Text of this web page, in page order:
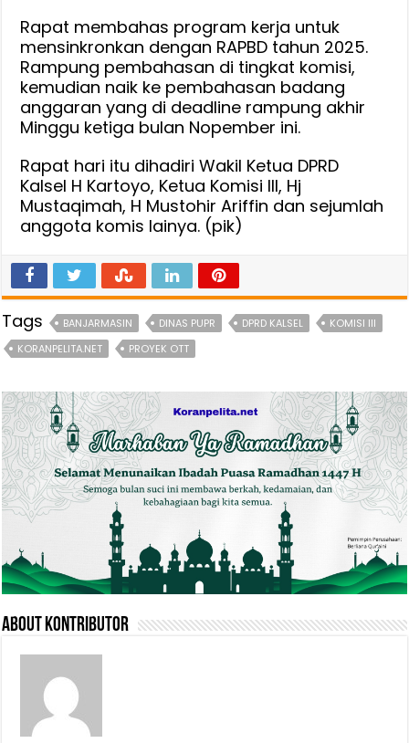
Rapat membahas program kerja untuk
mensinkronkan dengan RAPBD tahun 2025.
Rampung pembahasan di tingkat komisi,
kemudian naik ke pembahasan badang
anggaran yang di deadline rampung akhir
Minggu ketiga bulan Nopember ini.
Rapat hari itu dihadiri Wakil Ketua DPRD
Kalsel H Kartoyo, Ketua Komisi III, Hj
Mustaqimah, H Mustohir Ariffin dan sejumlah
anggota komis lainya. (pik)
Tags BANJARMASIN DINAS PUPR DPRD KALSEL
KOMISI III
KORANPELITA.NET
PROYEK OTT
About Kontributor